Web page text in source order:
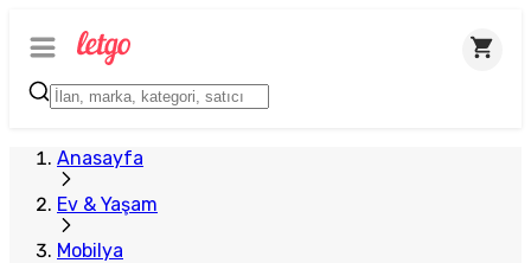
Anasayfa
Ev & Yaşam
Mobilya
Plus Satıcı